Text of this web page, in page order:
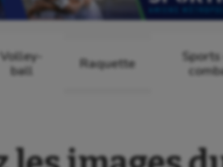
Volley-
ball
Raquette